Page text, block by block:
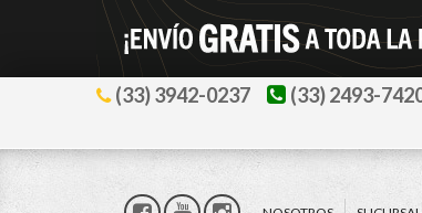
(33) 3942-0237 (33) 2493-